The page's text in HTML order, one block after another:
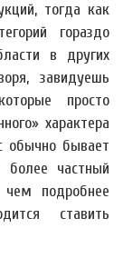
тогда как
гораздо
в других
завидуешь
просто
характера
обычно бывает
частный
подробнее
ставить